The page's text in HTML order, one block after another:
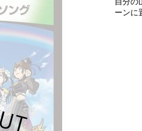
ーンに